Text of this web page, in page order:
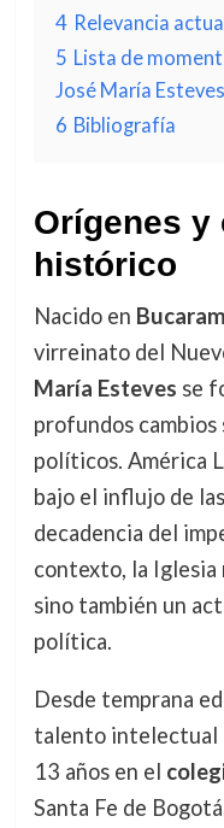
4 Relevancia
5 Lista de
José María Esteves
6 Bibliografía
Orígenes y
histórico
Nacido en
virreinato del
María Esteves se
profundos cambios
políticos. América
bajo el influjo de
decadencia del
contexto, la Iglesia
sino también un
política.
Desde temprana
talento intelectual
13 años en el
Santa Fe de